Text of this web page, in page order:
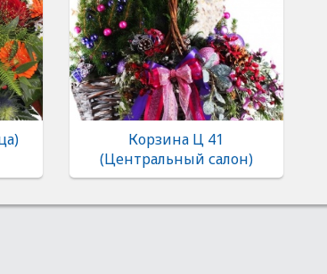
Корзина Ц 41
(Центральный салон)